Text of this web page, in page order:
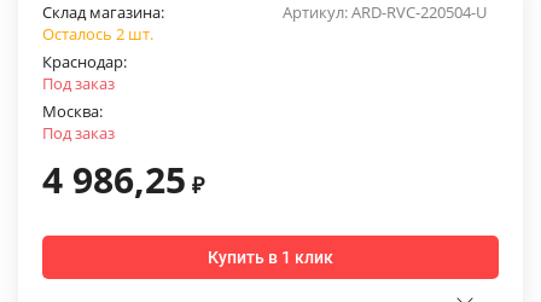
Артикул:ARD-RVC-220504-U
Склад магазина:
Осталось 2 шт.
Краснодар:
Под заказ
Москва:
Под заказ
4 986,25 ₽
Купить в 1 клик